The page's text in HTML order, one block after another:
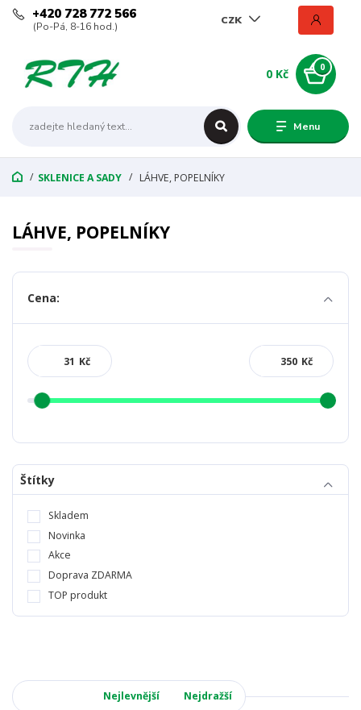
Menu
CZK
+420 728 772 566
(Po-Pá, 8-16 hod.)
0
0 Kč
SKLENICE A SADY LÁHVE, POPELNÍKY
LÁHVE, POPELNÍKY
Cena:
Kč Kč
Štítky
Skladem
Novinka
Akce
Doprava ZDARMA
TOP produkt
Nejlevnější Nejdražší